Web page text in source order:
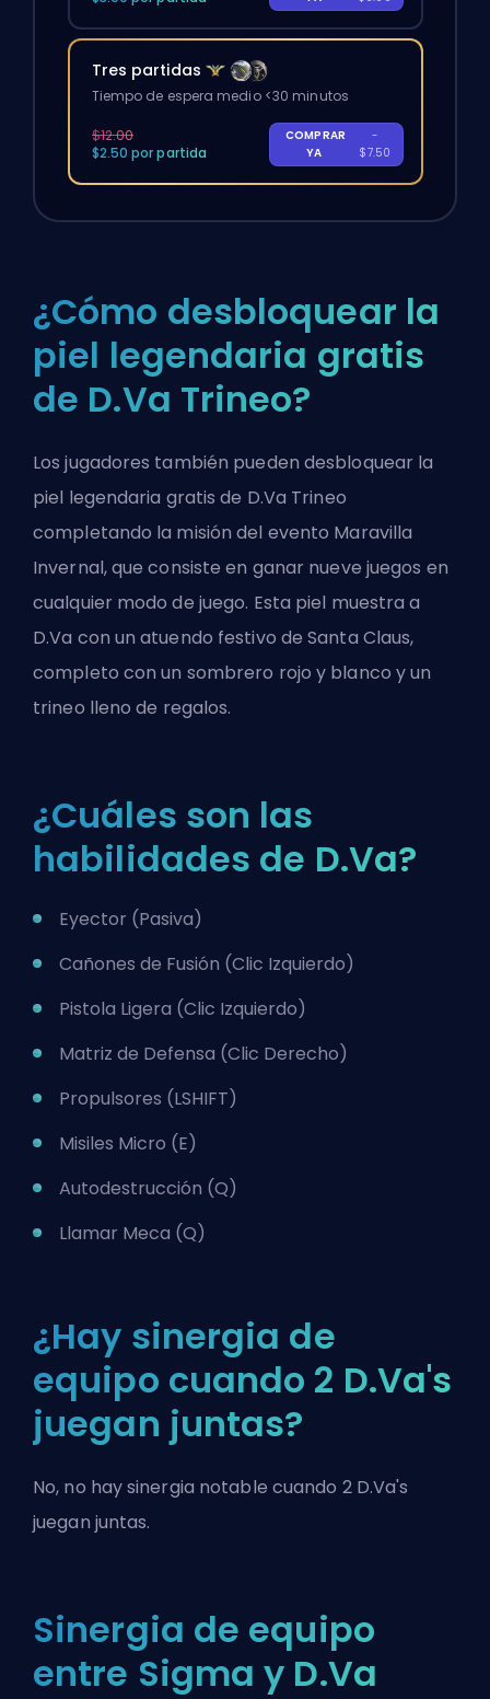
Tres partidas
Tiempo de espera medio <30 minutos
$12.00
$2.50 por partida
COMPRAR
YA
-
$7.50
¿Cómo desbloquear la
piel legendaria gratis
de D.Va Trineo?
Los jugadores también pueden desbloquear la
piel legendaria gratis de D.Va Trineo
completando la misión del evento Maravilla
Invernal, que consiste en ganar nueve juegos en
cualquier modo de juego. Esta piel muestra a
D.Va con un atuendo festivo de Santa Claus,
completo con un sombrero rojo y blanco y un
trineo lleno de regalos.
¿Cuáles son las
habilidades de D.Va?
Eyector (Pasiva)
Cañones de Fusión (Clic Izquierdo)
Pistola Ligera (Clic Izquierdo)
Matriz de Defensa (Clic Derecho)
Propulsores (LSHIFT)
Misiles Micro (E)
Autodestrucción (Q)
Llamar Meca (Q)
¿Hay sinergia de
equipo cuando 2 D.Va's
juegan juntas?
No, no hay sinergia notable cuando 2 D.Va's
juegan juntas.
Sinergia de equipo
entre Sigma y D.Va